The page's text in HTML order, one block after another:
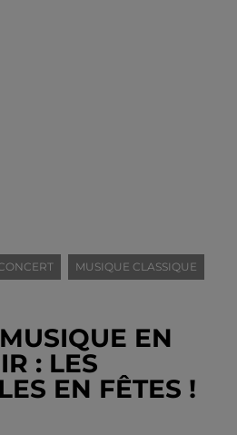
MUSIQUE CLASSIQUE
EN
: LES
EN FÊTES !